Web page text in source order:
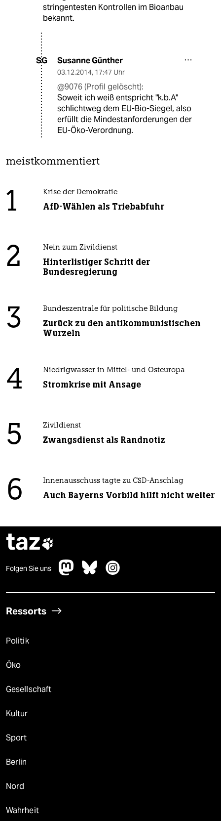
stringentesten Kontrollen im Bioanbau
bekannt.
SG Susanne Günther
03.12.2014, 17:47 Uhr
@9076 (Profil gelöscht):
Soweit ich weiß entspricht "k.b.A"
schlichtweg dem EU-Bio-Siegel, also
erfüllt die Mindestanforderungen der
EU-Öko-Verordnung.
meistkommentiert
1 Krise der Demokratie
AfD-Wählen als Triebabfuhr
2 Nein zum Zivildienst
Hinterlistiger Schritt der
Bundesregierung
3 Bundeszentrale für politische Bildung
Zurück zu den antikommunistischen
Wurzeln
4 Niedrigwasser in Mittel- und Osteuropa
Stromkrise mit Ansage
5 Zivildienst
Zwangsdienst als Randnotiz
6 Innenausschuss tagte zu CSD-Anschlag
Auch Bayerns Vorbild hilft nicht weiter
taz
Folgen Sie uns
Ressorts
Politik
Öko
Gesellschaft
Kultur
Sport
Berlin
Nord
Wahrheit